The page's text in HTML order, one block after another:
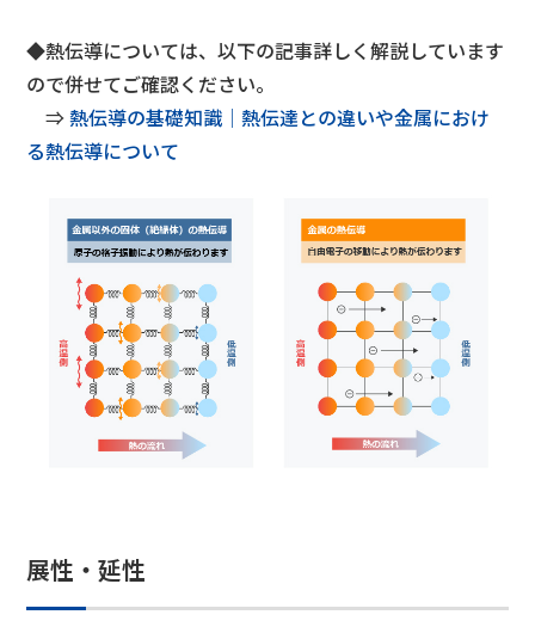
◆熱伝導については、以下の記事詳しく解説しています
ので併せてご確認ください。
⇒熱伝導の基礎知識│熱伝達との違いや金属におけ
る熱伝導について
展性・延性